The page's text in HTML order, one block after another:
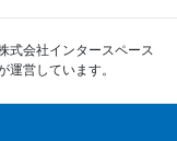
式会社インタースペース
営しています。